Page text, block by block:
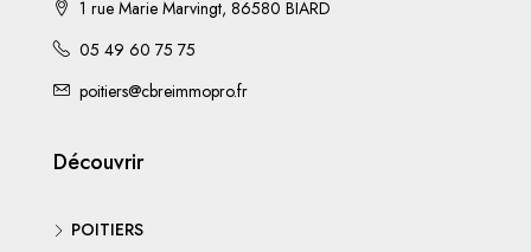
1 rue Marie Marvingt, 86580 BIARD
05 49 60 75 75
poitiers@cbreimmopro.fr
Découvrir
POITIERS